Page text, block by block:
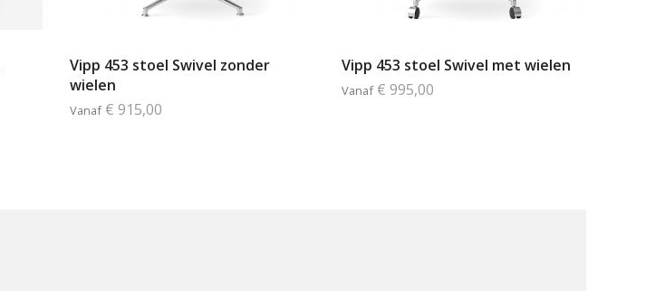
Vipp 453 stoel Swivel zonder
wielen
Vanaf € 915,00
Vipp 453 stoel Swivel met wielen
Vanaf € 995,00